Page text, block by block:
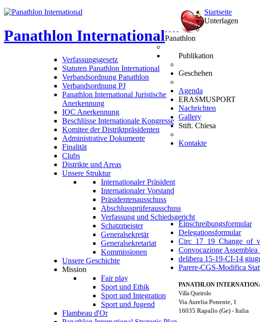
Panathlon International
Startseite
Unterlagen
Verfassungsgesetz
Statuten Panathlon International
Verbandsordnung Panathlon
Verbandsordnung PJ
Panathlon International Juristische
Anerkennung
IOC Anerkennung
Beschlüsse Internationale Kongresse
Komitee der Distriktpräsidenten
Administrative Dokumente
Panathlon
Finalität
Clubs
Distrikte und Areas
Unsere Struktur
Internationaler Präsident
Internationaler Vorstand
Präsidentenausschuss
Abschlussprüferausschuss
Verfassung und Schiedsgericht
Schatzmeister
Generalsekretär
Generalsekretariat
Kommissionen
Unsere Geschichte
Mission
Fair play
Sport und Ethik
Sport und Integration
Sport und Jugend
Flambeau d'Or
Publikation
Geschehen
Agenda
ERASMUSPORT
Nachrichten
Gallery
Stift. Chiesa
Kontakte
Einschreibungsformular
Delegationsformular
Convocazione
delibera 15-19-CI-14
Parere-CGS-Modifica
PANATHLON
Villa Queirolo
Via Aurelia Ponente, 1
16035 Rapallo (Ge) - Italia